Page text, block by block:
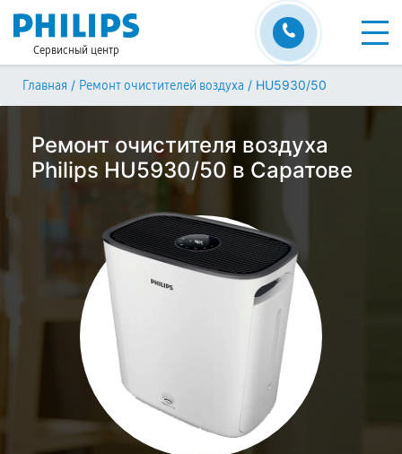
Сервисный центр
Главная / Ремонт очистителей воздуха / HU5930/50
Ремонт очистителя воздуха
Philips HU5930/50 в Саратове